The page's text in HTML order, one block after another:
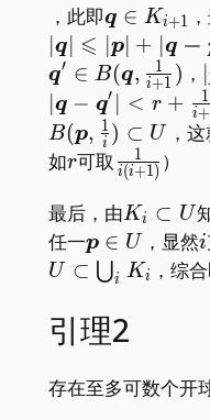
U
，此即
q\in
K_{i+1}
q ∈ Ki+1
q ⩽ p∣ + q −
q′ ∈ B(q, i+1
1 ) ，
q − q′ < r + i+
1
B(p, i
1 ) ⊂ U ，
如r
r可取 i(i+1)
1 ）
最后，由
U
Ki ⊂ U
任一\boldsymbol
p\in U
p ∈ U ，显然i
i
U ⊂ ⋃i Ki ，综
引理2
存在至多可数个开